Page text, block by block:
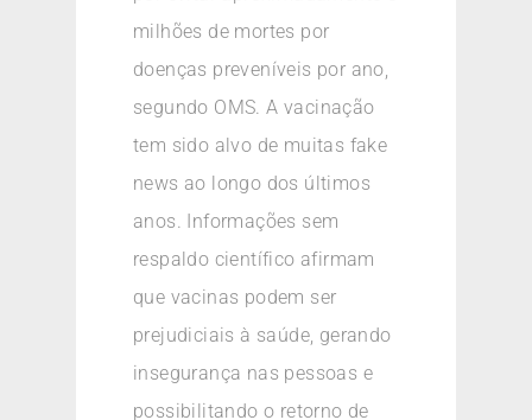
milhões de mortes por
doenças preveníveis por ano,
segundo OMS. A vacinação
tem sido alvo de muitas fake
news ao longo dos últimos
anos. Informações sem
respaldo científico afirmam
que vacinas podem ser
prejudiciais à saúde, gerando
insegurança nas pessoas e
possibilitando o retorno de